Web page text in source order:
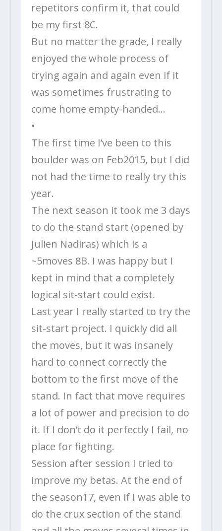
repetitors confirm it, that could
be my first 8C.
But no matter the grade, I really
enjoyed the whole process of
trying again and again even if it
was sometimes frustrating to
come home empty-handed…
•
The first time I’ve been to this
boulder was on Feb2015, but I did
not had the time to really try this
year.
The next season it took me 3 days
to do the stand start (opened by
Julien Nadiras) which is a
~5moves 8B. I was happy but I
kept in mind that a completely
logical sit-start could exist.
Last year I really started to try the
sit-start project. I quickly did all
the moves, but it was insanely
hard to connect correctly the
bottom to the first move of the
stand. In fact that move requires
a lot of power and precision to do
it. If I don’t do it perfectly I fail, no
place for fighting.
Session after session I tried to
improve my betas. At the end of
the season17, even if I was able to
do the crux section of the stand